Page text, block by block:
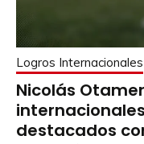
Logros Internacionales
Nicolás
destacados